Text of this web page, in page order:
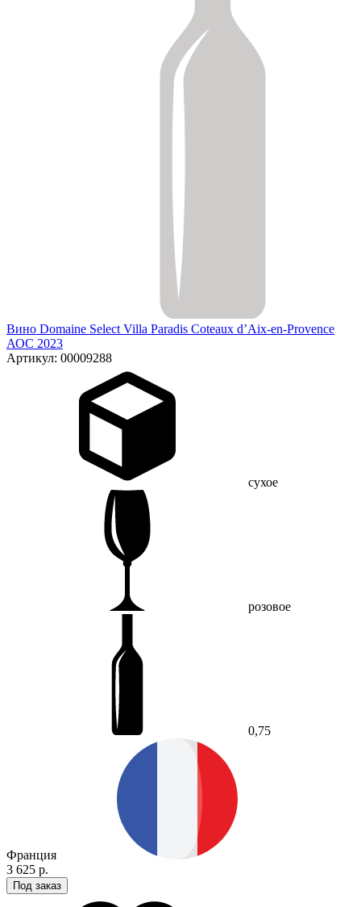
Вино Domaine Select Villa Paradis Coteaux d’Aix-en-Provence
АОС 2023
Артикул: 00009288
сухое
розовое
0,75
Франция
3 625 р.
Под заказ